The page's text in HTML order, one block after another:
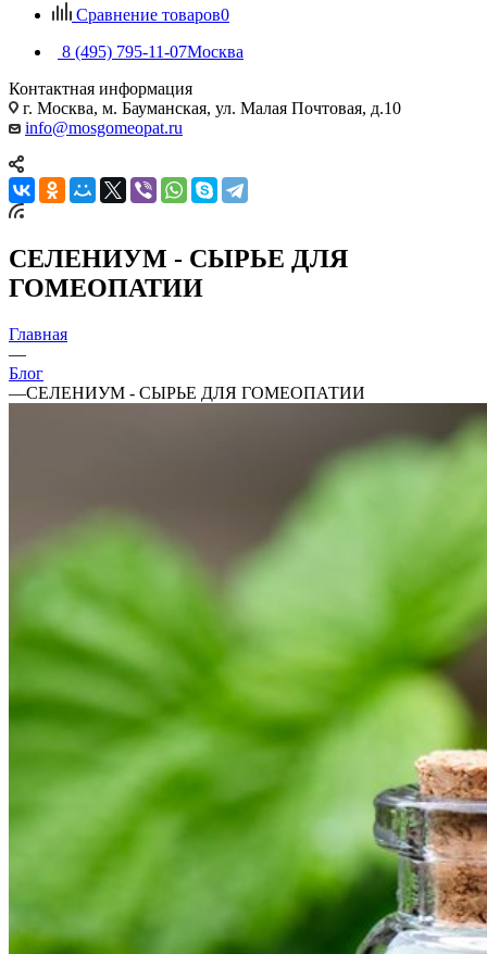
Сравнение товаров0
8 (495) 795-11-07Москва
Контактная информация
г. Москва, м. Бауманская, ул. Малая Почтовая, д.10
info@mosgomeopat.ru
СЕЛЕНИУМ - СЫРЬЕ ДЛЯ
ГОМЕОПАТИИ
Главная
—
Блог
—СЕЛЕНИУМ - СЫРЬЕ ДЛЯ ГОМЕОПАТИИ